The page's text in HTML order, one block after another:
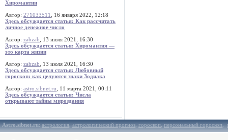
Хиромантии
Автор: 271033511
, 16 января 2022, 12:18
Здесь обсуждается статья: Как рассчитать
личное денежное число
Автор: zabzab , 13 июля 2021, 16:30
Здесь обсуждается статья: Хиромантия —
это карта жизни
Автор: zabzab , 13 июля 2021, 16:30
Здесь обсуждается статья: Любовный
гороскоп: как целуются знаки Зодиака
Автор: astro.sibnet.ru , 11 марта 2021, 00:11
Здесь обсуждается статья: Числа
открывают тайны мироздания
Astro.sibnet.ru:астрология,астрологический прогноз,гороскоп,персональный гороскоп,